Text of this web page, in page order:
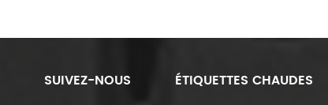
SUIVEZ-NOUS ÉTIQUETTES CHAUDES